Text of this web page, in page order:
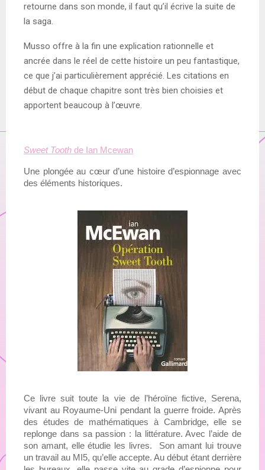
retourne dans son monde, il faut qu’il écrive la suite de
la saga.
Musso offre à la fin une explication rationnelle et
ancrée dans le réel de cette histoire un peu fantastique,
ce que j’ai particulièrement apprécié. Les citations en
début de chaque chapitre sont très bien choisies et
apportent beaucoup à l’œuvre.
Sweet Tooth de Ian Mcewan
Une plongée au cœur d’une histoire d’espionnage avec
des éléments historiques.
Ce livre suit toute la vie de l’héroïne fictive, Serena,
vivant au Royaume-Uni pendant la guerre froide. Après
des études de mathématiques à Cambridge, elle se
replonge dans sa passion : la littérature. Avec l’aide de
son amant, elle étudie les livres.  Son amant lui trouve
un travail au MI5, qu’elle accepte. Au début étant derrière